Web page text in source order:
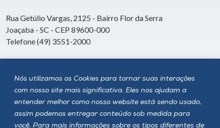
Nós utilizamos os Cookies para tornar suas interações
com nosso site mais significativa. Eles nos ajudam a
entender melhor como nosso website está sendo usado,
assim podemos entregar conteúdo sob medida para
você. Para mais informações sobre os tipos diferentes de
Rua Getúlio Vargas, 2125 - Bairro Flor da Serra
Joaçaba - SC - CEP 89600-000
Telefone (49) 3551-2000
Siga a Unoesc